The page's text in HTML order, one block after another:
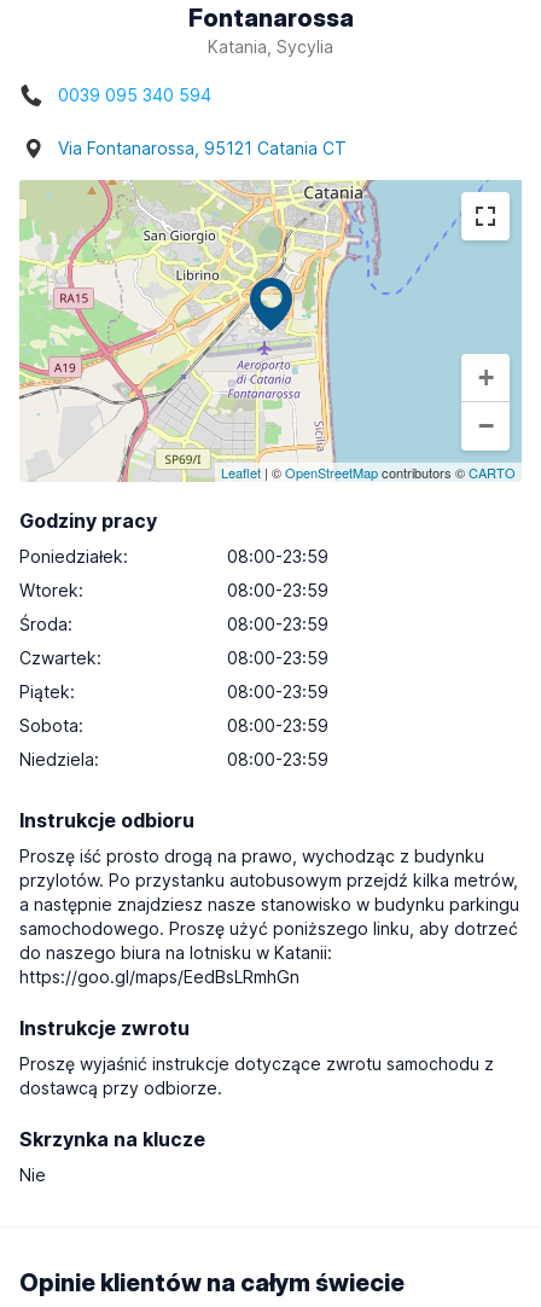
Fontanarossa
Katania, Sycylia
0039 095 340 594
Via Fontanarossa, 95121 Catania CT
+
−
Leaflet | ©OpenStreetMapcontributors ©CARTO
Godziny pracy
Poniedziałek:
08:00-23:59
Wtorek:
08:00-23:59
Środa:
08:00-23:59
Czwartek:
08:00-23:59
Piątek:
08:00-23:59
Sobota:
08:00-23:59
Niedziela: 08:00-23:59
Instrukcje odbioru
Proszę iść prosto drogą na prawo, wychodząc z budynku
przylotów. Po przystanku autobusowym przejdź kilka metrów,
a następnie znajdziesz nasze stanowisko w budynku parkingu
samochodowego. Proszę użyć poniższego linku, aby dotrzeć
do naszego biura na lotnisku w Katanii:
https://goo.gl/maps/EedBsLRmhGn
Instrukcje zwrotu
Proszę wyjaśnić instrukcje dotyczące zwrotu samochodu z
dostawcą przy odbiorze.
Skrzynka na klucze
Nie
Opinie klientów na całym świecie